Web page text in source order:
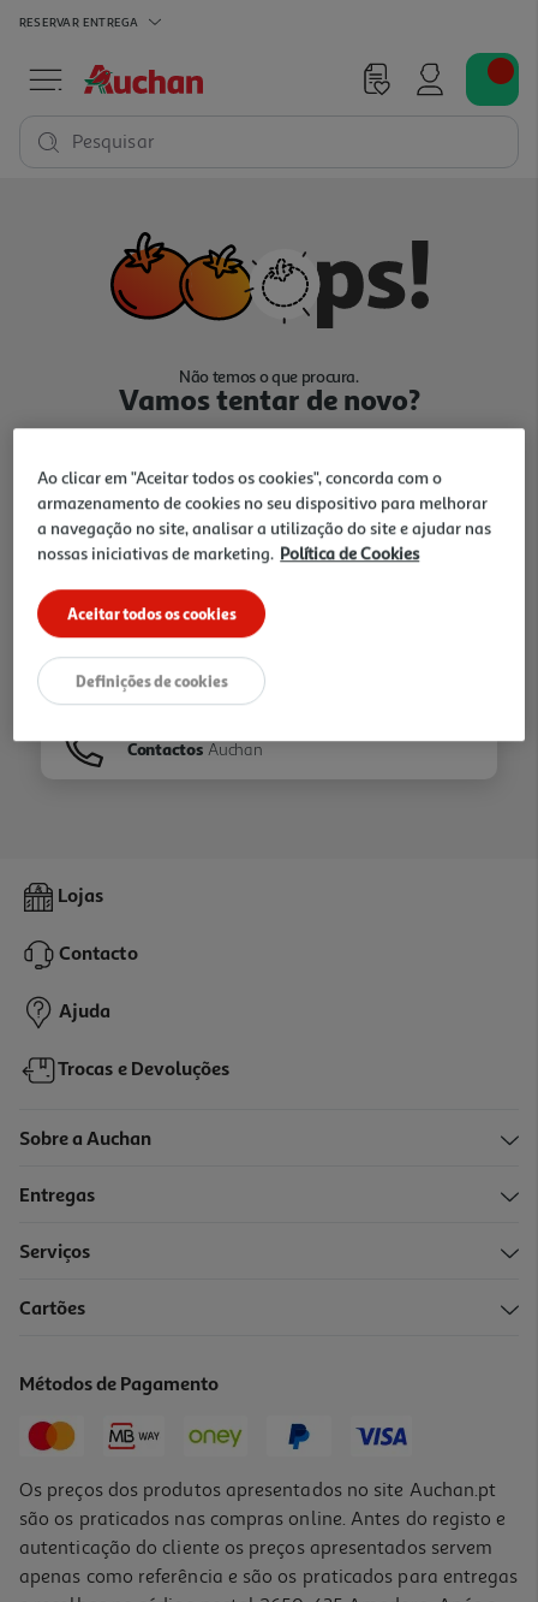
RESERVAR ENTREGA
Pesquisar
Não temos o que procura.
Vamos tentar de novo?
Ir para Homepage
Folhetos
Contactos Auchan
Lojas
Contacto
Ajuda
Trocas e Devoluções
Sobre a Auchan
Entregas
Serviços
Cartões
Métodos de Pagamento
Os preços dos produtos apresentados no site Auchan.pt
são os praticados nas compras online. Antes do registo e
autenticação do cliente os preços apresentados servem
apenas como referência e são os praticados para entregas
Ao clicar em "Aceitar todos os cookies", concorda com o
armazenamento de cookies no seu dispositivo para melhorar
a navegação no site, analisar a utilização do site e ajudar nas
nossas iniciativas de marketing. Política de Cookies
Aceitar todos os cookies
Definições de cookies